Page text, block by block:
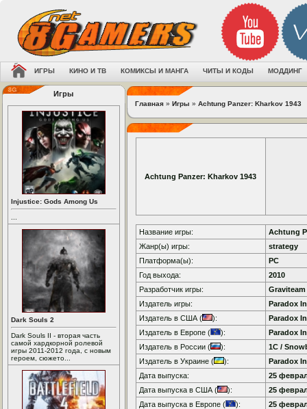
ИГРЫ КИНО И ТВ КОМИКСЫ И МАНГА ЧИТЫ И КОДЫ МОДДИНГ
Игры
Injustice: Gods Among Us
Dark Souls 2
Dark Souls II - вторая часть
самой хардкорной ролевой
игры 2011-2012 года, с новым
героем, сюжето...
Главная » Игры » Achtung Panzer: Kharkov 1943
Achtung Panzer: Kharkov 1943
Название игры:
Achtung
Жанр(ы) игры:
strategy
Платформа(ы):
PC
Год выхода:
2010
Разработчик игры:
Graviteam
Издатель игры:
Paradox
Издатель в США (
):
Paradox
Издатель в Европе (
):
Paradox
Издатель в России (
):
1C /
Издатель в Украине (
):
Paradox
Дата выпуска:
25
Дата выпуска в США (
):
25
Дата выпуска в Европе (
):
25